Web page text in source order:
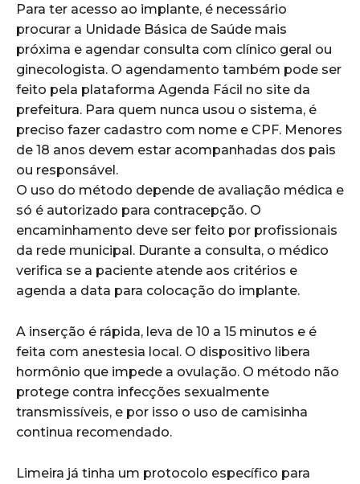
Para ter acesso ao implante, é necessário
procurar a Unidade Básica de Saúde mais
próxima e agendar consulta com clínico geral ou
ginecologista. O agendamento também pode ser
feito pela plataforma Agenda Fácil no site da
prefeitura. Para quem nunca usou o sistema, é
preciso fazer cadastro com nome e CPF. Menores
de 18 anos devem estar acompanhadas dos pais
ou responsável.
O uso do método depende de avaliação médica e
só é autorizado para contracepção. O
encaminhamento deve ser feito por profissionais
da rede municipal. Durante a consulta, o médico
verifica se a paciente atende aos critérios e
agenda a data para colocação do implante.
A inserção é rápida, leva de 10 a 15 minutos e é
feita com anestesia local. O dispositivo libera
hormônio que impede a ovulação. O método não
protege contra infecções sexualmente
transmissíveis, e por isso o uso de camisinha
continua recomendado.
Limeira já tinha um protocolo específico para